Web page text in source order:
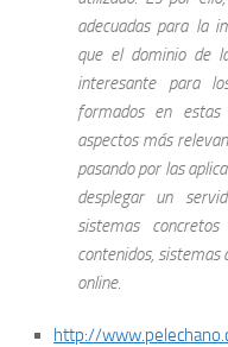
adecuadas para la
que el dominio de
interesante para
formados en
aspectos más
pasando por las
desplegar un
sistemas
contenidos,
online.
http://